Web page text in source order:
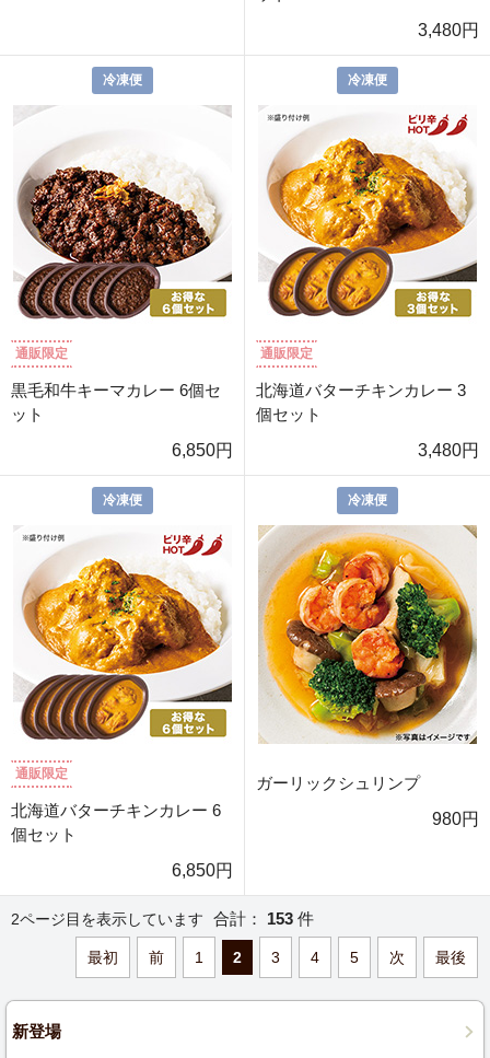
3,480円
冷凍便
通販限定
黒毛和牛キーマカレー 6個セ
ット
6,850円
冷凍便
通販限定
北海道バターチキンカレー 3
個セット
3,480円
冷凍便
通販限定
北海道バターチキンカレー 6
個セット
6,850円
冷凍便
ガーリックシュリンプ
980円
2ページ目を表示しています 合計： 153 件
最初 前 1 2 3 4 5 次 最後
新登場